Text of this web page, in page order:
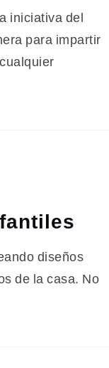
iniciativa del
para impartir
diseños
de la casa. No